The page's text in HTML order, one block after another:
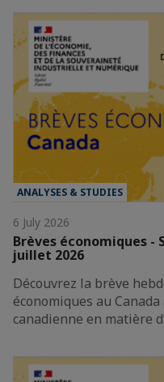
ANALYSES & STUDIES
6 July 2026
Brèves économiques -
juillet 2026
Découvrez la brève
économiques au
canadienne en matière